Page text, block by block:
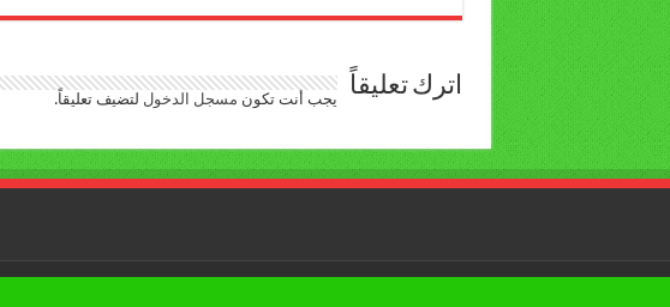
اترك تعليقاً يجب أنت تكون مسجل الدخول لتضيف تعليقاً.